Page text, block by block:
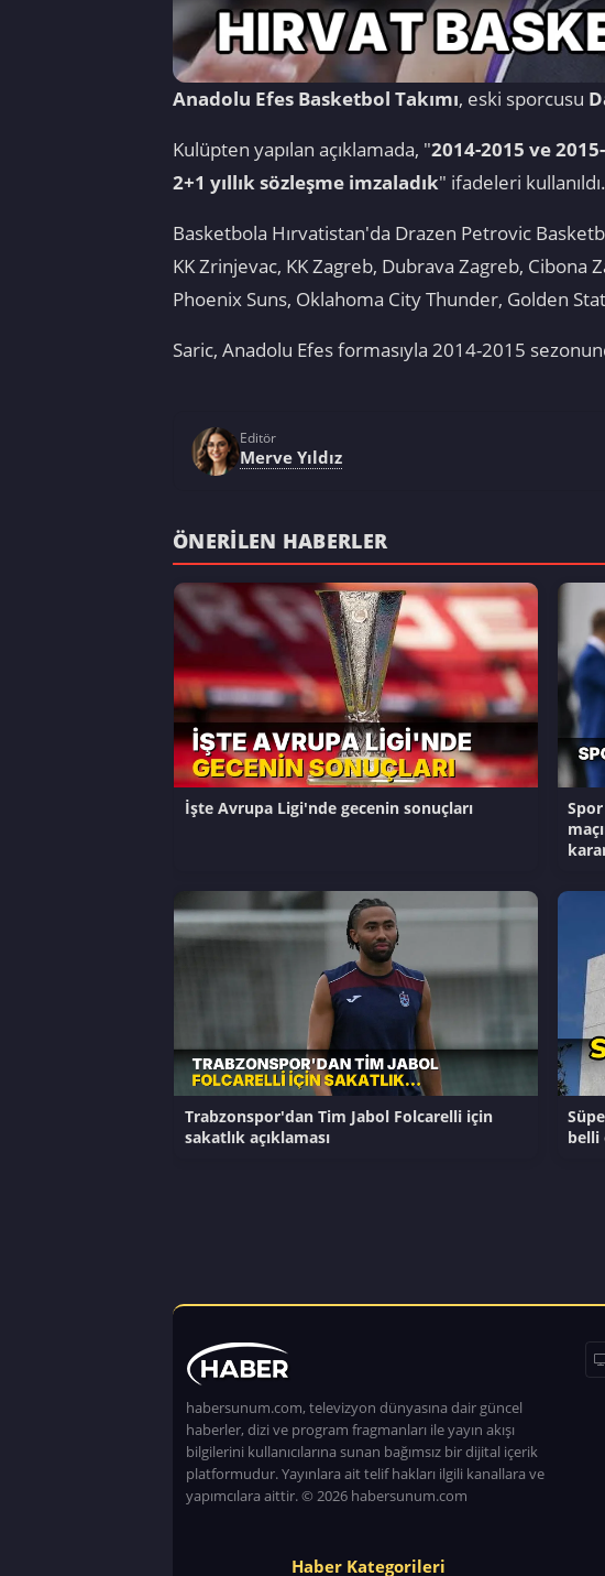
Anadolu Efes Basketbol Takımı, eski sporcusu
Kulüpten yapılan açıklamada, "2014-2015 ve
2+1 yıllık sözleşme imzaladık" ifadeleri kullanıldı.
Basketbola Hırvatistan'da Drazen Petrovic
KK Zrinjevac, KK Zagreb, Dubrava Zagreb,
Phoenix Suns, Oklahoma City Thunder, Golden
Saric, Anadolu Efes formasıyla 2014-2015
Editör
Merve Yıldız
ÖNERILEN HABERLER
İşte Avrupa Ligi'nde gecenin sonuçları
Trabzonspor'dan Tim Jabol Folcarelli için
sakatlık açıklaması
belli
habersunum.com, televizyon dünyasına dair güncel
haberler, dizi ve program fragmanları ile yayın akışı
bilgilerini kullanıcılarına sunan bağımsız bir dijital içerik
platformudur. Yayınlara ait telif hakları ilgili kanallara ve
yapımcılara aittir. © 2026 habersunum.com
Haber Kategorileri